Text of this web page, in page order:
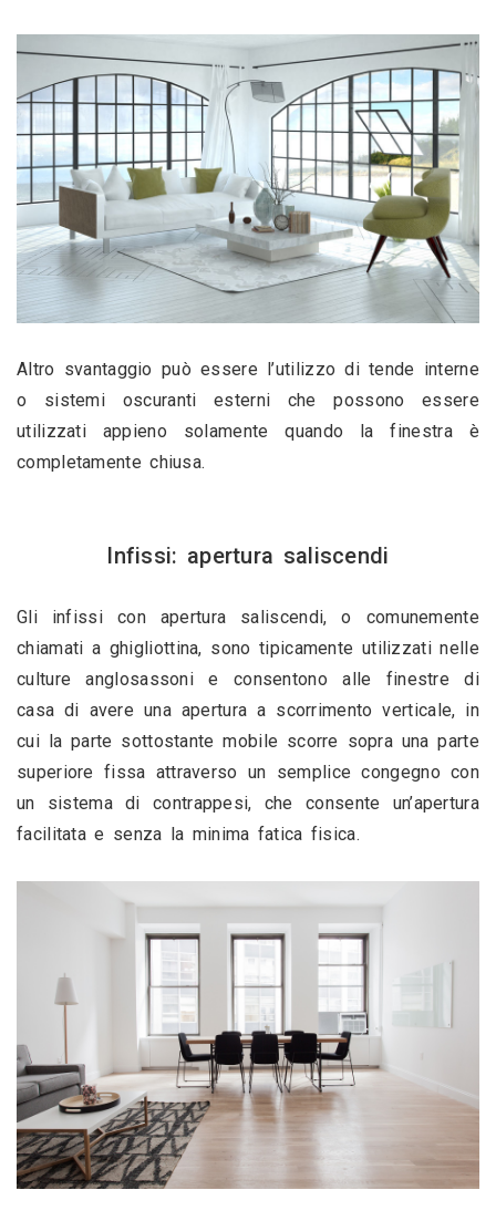
Altro svantaggio può essere l’utilizzo di tende interne
o sistemi oscuranti esterni che possono essere
utilizzati appieno solamente quando la finestra è
completamente chiusa.
Infissi: apertura saliscendi
Gli infissi con apertura saliscendi, o comunemente
chiamati a ghigliottina, sono tipicamente utilizzati nelle
culture anglosassoni e consentono alle finestre di
casa di avere una apertura a scorrimento verticale, in
cui la parte sottostante mobile scorre sopra una parte
superiore fissa attraverso un semplice congegno con
un sistema di contrappesi, che consente un’apertura
facilitata e senza la minima fatica fisica.